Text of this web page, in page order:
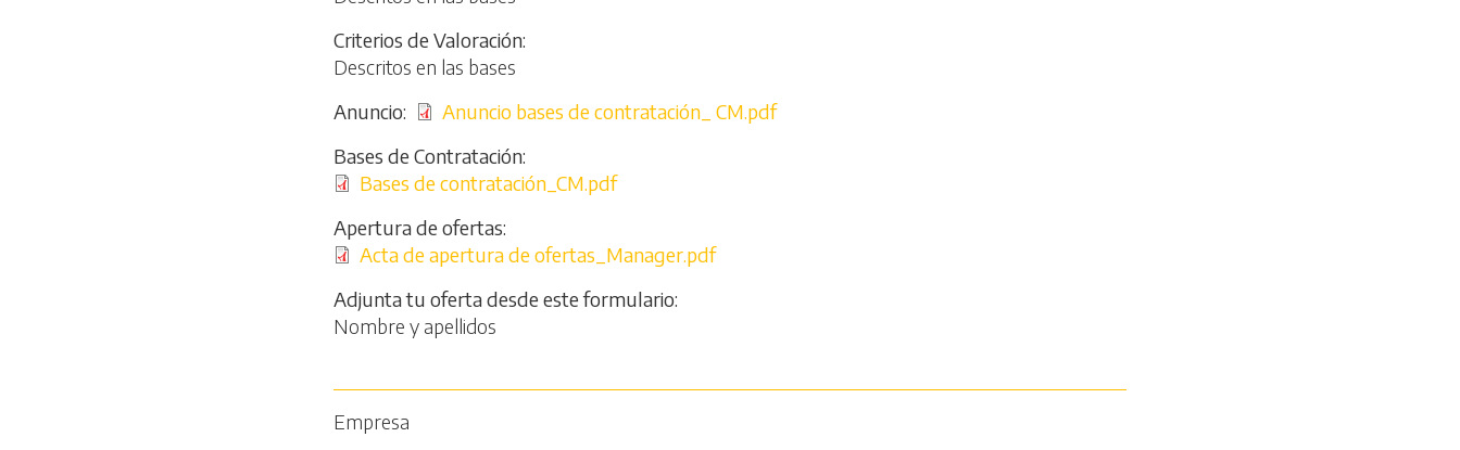
Criterios de Valoración
Descritos en las bases
Anuncio
Archivo
Anuncio bases de contratación_ CM.pdf
Bases de Contratación
Archivo
Bases de contratación_CM.pdf
Apertura de ofertas
Archivo
Acta de apertura de ofertas_Manager.pdf
Adjunta tu oferta desde este formulario
Nombre y apellidos
Empresa